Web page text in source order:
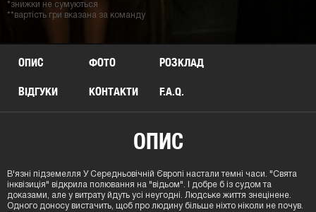
*знижки не сумуються
**вартість гри вказана за команду
ОПИС ФОТО РОЗКЛАД
ВІДГУКИ КОНТАКТИ F.A.Q.
ОПИС
В'язні підземелля У Середньовічній Європі настали темні часи. "Свята
інквізиція" відкрила полювання на "відьом". І добре б із судом та
доказами, але у витрату йдуть усі неугодні. Людське життя знецінене.
Одного доносу вистачить, щоб про людину більше ніхто ніколи не почув.